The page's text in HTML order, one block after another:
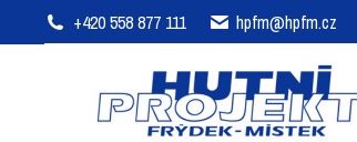
+420 558 877 111 hpfm@hpfm.cz
O společnosti